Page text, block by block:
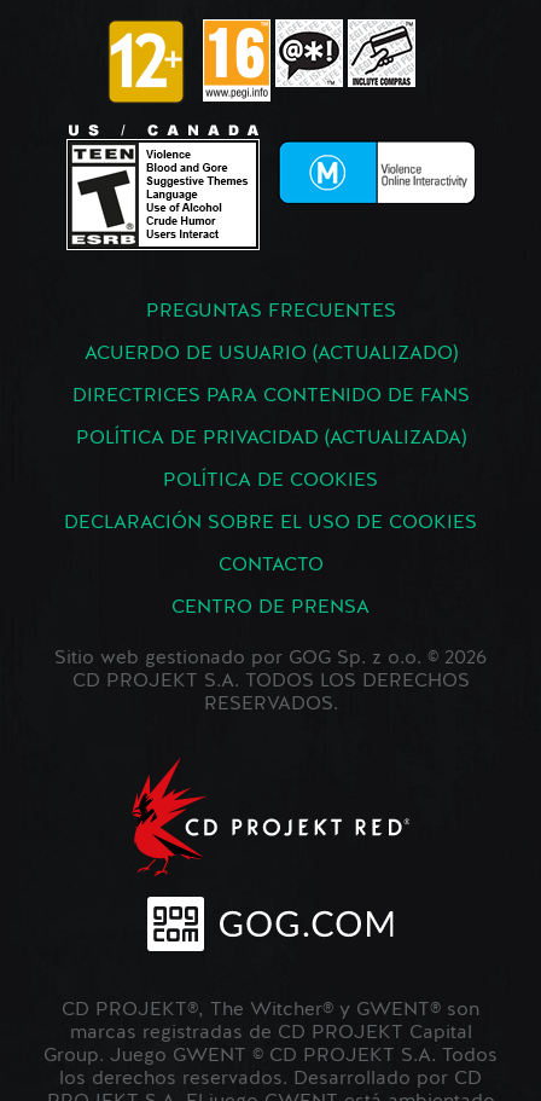
PREGUNTAS FRECUENTES
ACUERDO DE USUARIO (ACTUALIZADO)
DIRECTRICES PARA CONTENIDO DE FANS
POLÍTICA DE PRIVACIDAD (ACTUALIZADA)
POLÍTICA DE COOKIES
DECLARACIÓN SOBRE EL USO DE COOKIES
CONTACTO
CENTRO DE PRENSA
Sitio web gestionado por GOG Sp. z o.o. © 2026
CD PROJEKT S.A. TODOS LOS DERECHOS
RESERVADOS.
CD PROJEKT®, The Witcher® y GWENT® son
marcas registradas de CD PROJEKT Capital
Group. Juego GWENT © CD PROJEKT S.A. Todos
los derechos reservados. Desarrollado por CD